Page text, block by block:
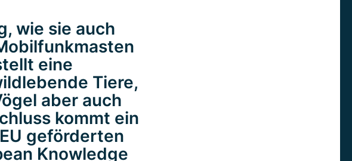
wie sie auch
eine
Tiere,
aber auch
kommt ein
geförderten
Knowledge